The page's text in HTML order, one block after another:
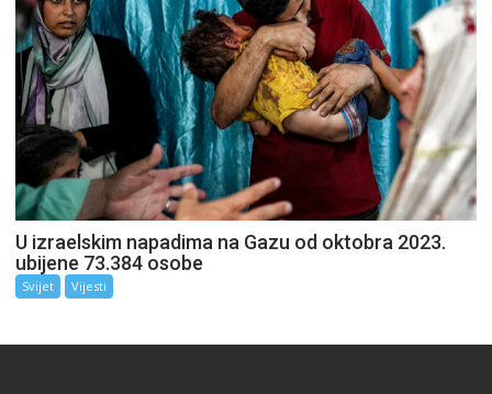
U izraelskim napadima na Gazu od oktobra 2023.
ubijene 73.384 osobe
Svijet Vijesti